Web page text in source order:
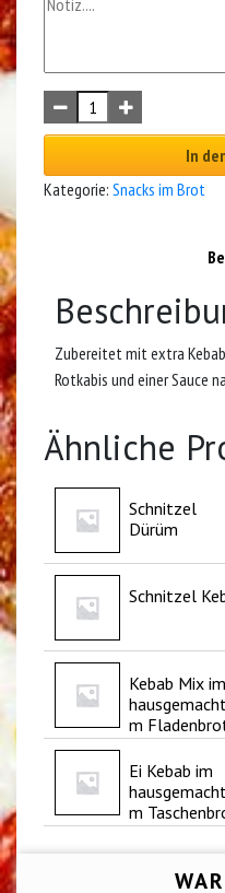
In
Kategorie: Snacks im Brot
Zubereitet mit extra
Rotkabis und einer Sauce
Ähnliche
Schnitzel
Dürüm
Schnitzel
Kebab Mix im
m
Ei Kebab im
m